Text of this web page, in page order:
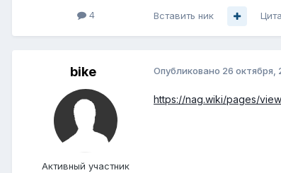
4 Вставить ник
bike
Активный участник
Опубликовано 26 октября,
https://nag.wiki/pages/